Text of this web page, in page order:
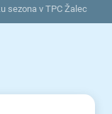
sezona v TPC Žalec